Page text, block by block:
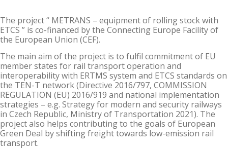
The project “ METRANS – equipment of rolling stock with
ETCS ” is co-financed by the Connecting Europe Facility of
the European Union (CEF).
The main aim of the project is to fulfil commitment of EU
member states for rail transport operation and
interoperability with ERTMS system and ETCS standards on
the TEN-T network (Directive 2016/797, COMMISSION
REGULATION (EU) 2016/919 and national implementation
strategies – e.g. Strategy for modern and security railways
in Czech Republic, Ministry of Transportation 2021). The
project also helps contributing to the goals of European
Green Deal by shifting freight towards low-emission rail
transport.